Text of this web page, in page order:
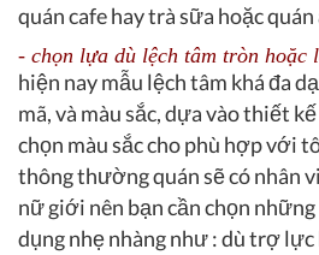
quán cafe hay trà sữa hoặc
- chọn lựa dù lệch tâm tròn hoặc
hiện nay mẫu lệch tâm khá đa
mã, và màu sắc, dựa vào thiết
chọn màu sắc cho phù hợp với
thông thường quán sẽ có nhân
nữ giới nên bạn cần chọn
dụng nhẹ nhàng như : dù trợ lực